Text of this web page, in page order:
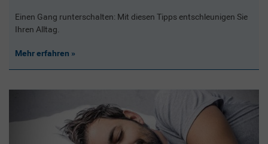
Einen Gang runterschalten: Mit diesen Tipps entschleunigen Sie
Ihren Alltag.
Mehr erfahren